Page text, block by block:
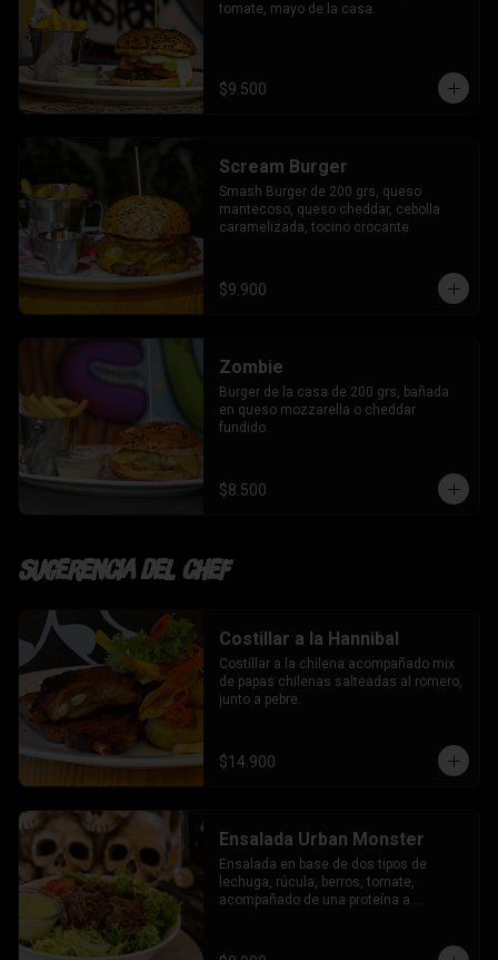
tomate, mayo de la casa.
$9.500
Scream Burger
Smash Burger de 200 grs, queso
mantecoso, queso cheddar, cebolla
caramelizada, tocino crocante.
$9.900
Zombie
Burger de la casa de 200 grs, bañada
en queso mozzarella o cheddar
fundido.
$8.500
Sugerencia del chef
Costillar a la Hannibal
Costillar a la chilena acompañado mix
de papas chilenas salteadas al romero,
junto a pebre.
$14.900
Ensalada Urban Monster
Ensalada en base de dos tipos de
lechuga, rúcula, berros, tomate,
acompañado de una proteína a